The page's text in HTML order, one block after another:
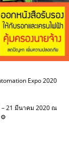
Expo 2020
– 21 มีนาคม 2020 ณ
⚙